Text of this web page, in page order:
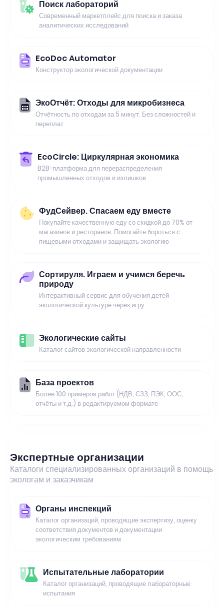
Поиск лабораторий
Современный маркетплейс для поиска и заказа
аналитических исследований
EcoDoc Automator
Конструктор экологической документации
ЭкоОтчёт: Отходы для микробизнеса
Отчётность по отходам за 5 минут. Без сложностей и
переплат
EcoCircle: Циркулярная экономика
B2B-платформа для перераспределения
промышленных отходов и излишков
ФудСейвер. Спасаем еду вместе
Покупайте качественную еду со скидкой до 70% от
магазинов и ресторанов. Помогайте бороться с
пищевыми отходами и защищать экологию
Сортируля. Играем и учимся беречь
природу
Интерактивный сервис для обучения детей
экологической культуре через игру
Экологические сайты
Каталог сайтов экологической направленности
База проектов
Более 100 примеров работ (НДВ, СЗЗ, ПЭК, ООС,
отчёты и т.д.) в редактируемом формате
Экспертные организации
Каталоги специализированных организаций в помощь
экологам и заказчикам
Органы инспекций
Каталог организаций, проводящие экспертизу, оценку
соответствия документов и документации
экологическим требованиям
Испытательные лаборатории
Каталог организаций, проводящие лабораторные
испытания